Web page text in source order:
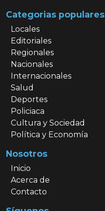
Categorias populares
Locales
Editoriales
Regionales
Nacionales
Internacionales
Salud
Deportes
Policiaca
Cultura y Sociedad
Política y Economía
Nosotros
Inicio
Acerca de
Contacto